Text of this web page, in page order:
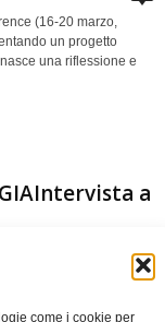
come i cookie per
(16-20 marzo,
un progetto
una riflessione e
a